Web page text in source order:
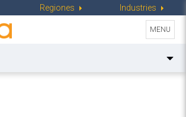
Regiones Industries
Toggle
MENU